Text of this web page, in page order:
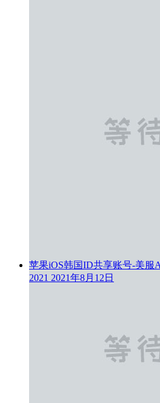
苹果iOS韩国ID共享账号-美服
2021 2021年8月12日